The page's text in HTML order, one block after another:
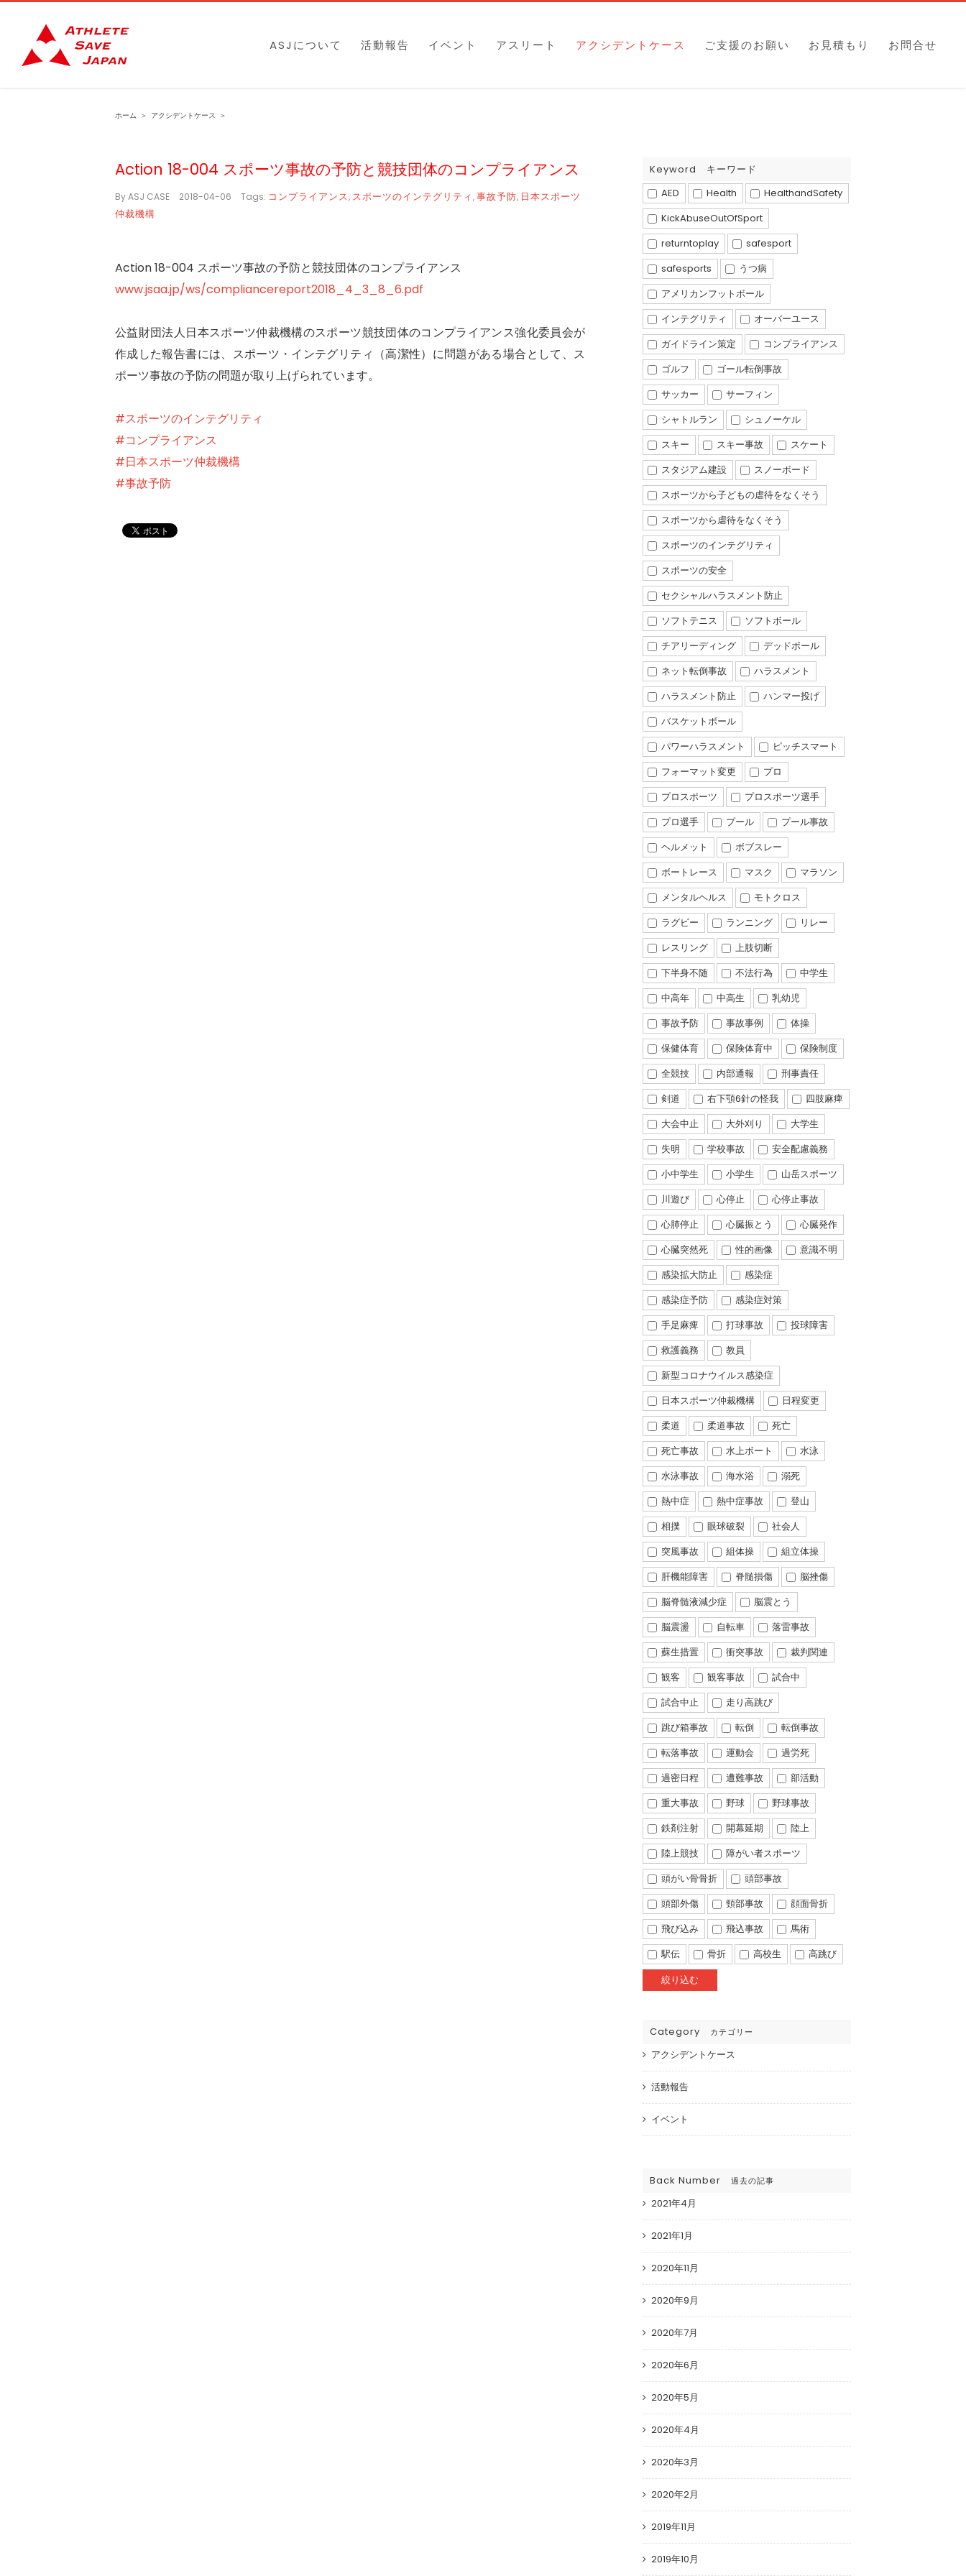
content
ASJについて 活動報告 イベント アスリート アクシデントケース ご支援のお願い お見積もり お問合せ
ホーム ＞ アクシデントケース ＞
Action 18-004 スポーツ事故の予防と競技団体のコンプライアンス
ByASJ CASE 2018-04-06 Tags: コンプライアンス, スポーツのインテグリティ,事故予防, 日本スポーツ
仲裁機構
Action 18-004 スポーツ事故の予防と競技団体のコンプライアンス
www.jsaa.jp/ws/compliancereport2018_4_3_8_6.pdf
公益財団法人日本スポーツ仲裁機構のスポーツ競技団体のコンプライアンス強化委員会が
作成した報告書には、スポーツ・インテグリティ（高潔性）に問題がある場合として、ス
ポーツ事故の予防の問題が取り上げられています。
#スポーツのインテグリティ
#コンプライアンス
#日本スポーツ仲裁機構
#事故予防
Keyword キーワード
AED
Health
HealthandSafety
KickAbuseOutOfSport
returntoplay
safesport
safesports
うつ病
アメリカンフットボール
インテグリティ
オーバーユース
ガイドライン策定
コンプライアンス
ゴルフ
ゴール転倒事故
サッカー
サーフィン
シャトルラン
シュノーケル
スキー
スキー事故
スケート
スタジアム建設
スノーボード
スポーツから子どもの虐待をなくそう
スポーツから虐待をなくそう
スポーツのインテグリティ
スポーツの安全
セクシャルハラスメント防止
ソフトテニス
ソフトボール
チアリーディング
デッドボール
ネット転倒事故
ハラスメント
ハラスメント防止
ハンマー投げ
バスケットボール
パワーハラスメント
ピッチスマート
フォーマット変更
プロ
プロスポーツ
プロスポーツ選手
プロ選手
プール
プール事故
ヘルメット
ボブスレー
ボートレース
マスク
マラソン
メンタルヘルス
モトクロス
ラグビー
ランニング
リレー
レスリング
上肢切断
下半身不随
不法行為
中学生
中高年
中高生
乳幼児
事故予防
事故事例
体操
保健体育
保険体育中
保険制度
全競技
内部通報
刑事責任
剣道
右下顎6針の怪我
四肢麻痺
大会中止
大外刈り
大学生
失明
学校事故
安全配慮義務
小中学生
小学生
山岳スポーツ
川遊び
心停止
心停止事故
心肺停止
心臓振とう
心臓発作
心臓突然死
性的画像
意識不明
感染拡大防止
感染症
感染症予防
感染症対策
手足麻痺
打球事故
投球障害
救護義務
教員
新型コロナウイルス感染症
日本スポーツ仲裁機構
日程変更
柔道
柔道事故
死亡
死亡事故
水上ボート
水泳
水泳事故
海水浴
溺死
熱中症
熱中症事故
登山
相撲
眼球破裂
社会人
突風事故
組体操
組立体操
肝機能障害
脊髄損傷
脳挫傷
脳脊髄液減少症
脳震とう
脳震盪
自転車
落雷事故
蘇生措置
衝突事故
裁判関連
観客
観客事故
試合中
試合中止
走り高跳び
跳び箱事故
転倒
転倒事故
転落事故
運動会
過労死
過密日程
遭難事故
部活動
重大事故
野球
野球事故
鉄剤注射
開幕延期
陸上
陸上競技
障がい者スポーツ
頭がい骨骨折
頭部事故
頭部外傷
頸部事故
顔面骨折
飛び込み
飛込事故
馬術
駅伝
骨折 高校生 高跳び
Category カテゴリー
アクシデントケース
活動報告
イベント
Back Number 過去の記事
2021年4月
2021年1月
2020年11月
2020年9月
2020年7月
2020年6月
2020年5月
2020年4月
2020年3月
2020年2月
2019年11月
2019年10月